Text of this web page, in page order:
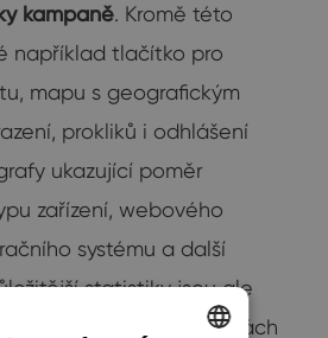
kampaně. Kromě této
například tlačítko pro
mapu s geografickým
prokliků i odhlášení
ukazující poměr
zařízení, webového
systému a další
statistiky jsou ale
v Souhrnných statistikách